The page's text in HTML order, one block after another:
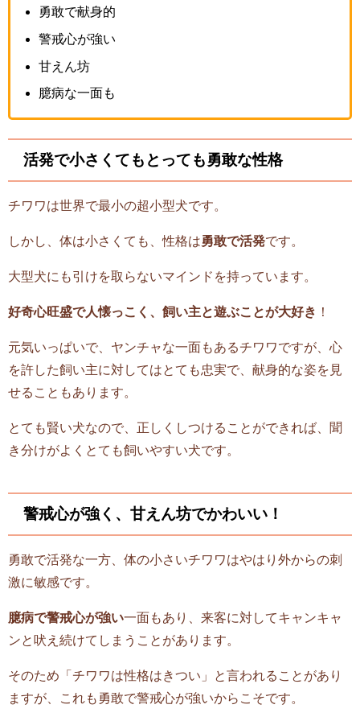
勇敢で献身的
警戒心が強い
甘えん坊
臆病な一面も
活発で小さくてもとっても勇敢な性格
チワワは世界で最小の超小型犬です。
しかし、体は小さくても、性格は勇敢で活発です。
大型犬にも引けを取らないマインドを持っています。
好奇心旺盛で人懐っこく、飼い主と遊ぶことが大好き ！
元気いっぱいで、ヤンチャな一面もあるチワワですが、心
を許した飼い主に対してはとても忠実で、献身的な姿を見
せることもあります。
とても賢い犬なので、正しくしつけることができれば、聞
き分けがよくとても飼いやすい犬です。
警戒心が強く、甘えん坊でかわいい！
勇敢で活発な一方、体の小さいチワワはやはり外からの刺
激に敏感です。
臆病で警戒心が強い一面もあり、来客に対してキャンキャ
ンと吠え続けてしまうことがあります。
そのため「チワワは性格はきつい」と言われることがあり
ますが、これも勇敢で警戒心が強いからこそです。